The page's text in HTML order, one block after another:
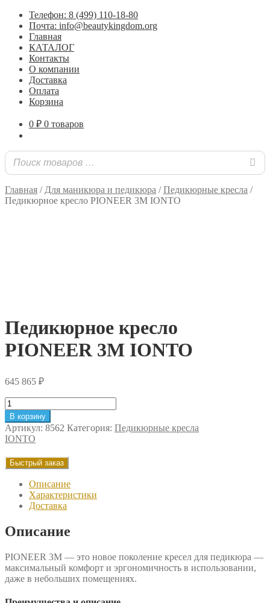
Телефон: 8 (499) 110-18-80
Почта: info@beautykingdom.org
Главная
КАТАЛОГ
Контакты
О компании
Доставка
Оплата
Корзина
0 ₽ 0 товаров
Главная / Для маникюра и педикюра /Педикюрные кресла /
Педикюрное кресло PIONEER 3M IONTO
Педикюрное кресло
PIONEER 3M IONTO
645 865 ₽
Количество
товара
Педикюрное
кресло
PIONEER
3M
IONTO
В корзину
Артикул: 8562 Категория: Педикюрные кресла
IONTO
Быстрый заказ
Описание
Характеристики
Доставка
Описание
PIONEER 3M — это новое поколение кресел для педикюра —
максимальный комфорт и эргономичность в использовании,
даже в небольших помещениях.